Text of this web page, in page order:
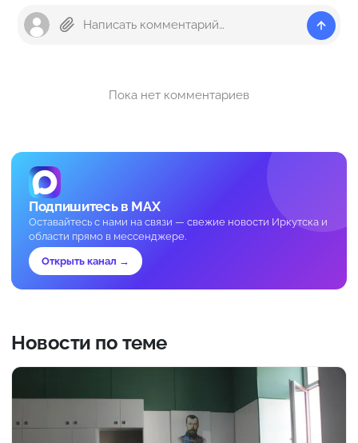
Пока нет комментариев
Подпишитесь в MAX
Оставайтесь с нами на связи — свежие новости Иркутска и
области прямо в мессенджере.
Открыть канал →
Новости по теме